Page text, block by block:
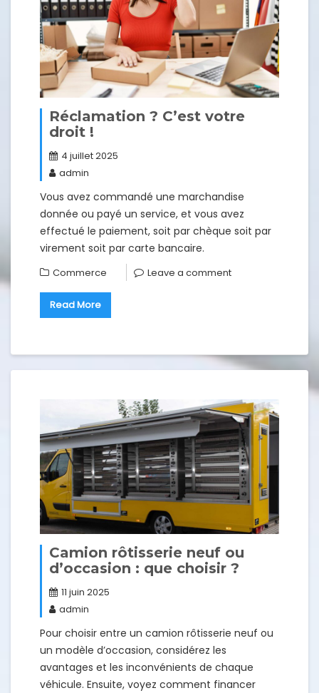
Réclamation ? C’est votre
droit !
4 juillet 2025
admin
Vous avez commandé une marchandise
donnée ou payé un service, et vous avez
effectué le paiement, soit par chèque soit par
virement soit par carte bancaire.
Commerce Leave a comment
Read More
Camion rôtisserie neuf ou
d’occasion : que choisir ?
11 juin 2025
admin
Pour choisir entre un camion rôtisserie neuf ou
un modèle d’occasion, considérez les
avantages et les inconvénients de chaque
véhicule. Ensuite, voyez comment financer